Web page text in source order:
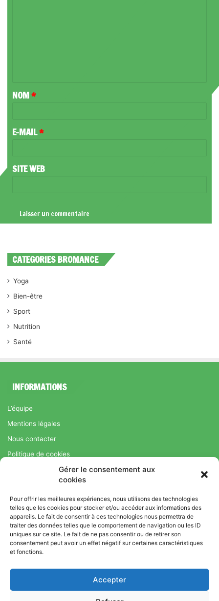
Gérer le consentement aux
cookies
Pour offrir les meilleures expériences, nous utilisons des technologies
telles que les cookies pour stocker et/ou accéder aux informations des
appareils. Le fait de consentir à ces technologies nous permettra de
traiter des données telles que le comportement de navigation ou les ID
uniques sur ce site. Le fait de ne pas consentir ou de retirer son
consentement peut avoir un effet négatif sur certaines caractéristiques
et fonctions.
Accepter
A
R
NOM*
E-MAIL*
SITE WEB
CATEGORIES BROMANCE
Yoga
Bien-être
Sport
Nutrition
Santé
INFORMATIONS
L’équipe
Mentions légales
Nous contacter
Politique de cookies
Régime Savoir Maigrir.fr : La méthode Jean-Michel Cohen pour
une perte de poids durable
© Copyright 2026, Tous droits réservés |Bromance
Bien-Être : Yoga, Bien-être, Nutrition et Sport
L’équipe
Régime Savoir Maigrir.fr : La méthode Jean-Michel Cohen pour
une perte de poids durable